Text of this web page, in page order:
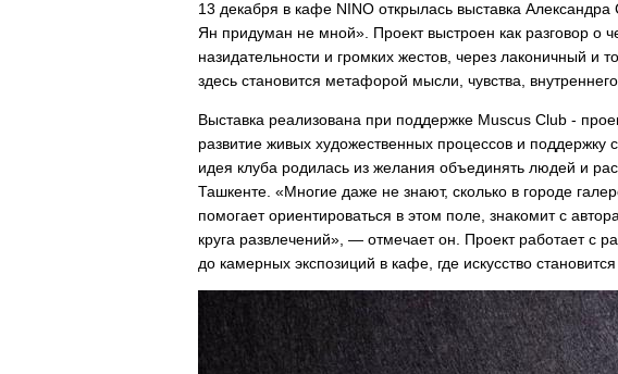
13 декабря в кафе NINO открылась выставка
Ян придуман не мной». Проект выстроен как разговор о
назидательности и громких жестов, через лаконичный и
здесь становится метафорой мысли, чувства,
Выставка реализована при поддержке Muscus Club -
развитие живых художественных процессов и поддержку
идея клуба родилась из желания объединять людей и
Ташкенте. «Многие даже не знают, сколько в городе
помогает ориентироваться в этом поле, знакомит с
круга развлечений», — отмечает он. Проект работает с
до камерных экспозиций в кафе, где искусство